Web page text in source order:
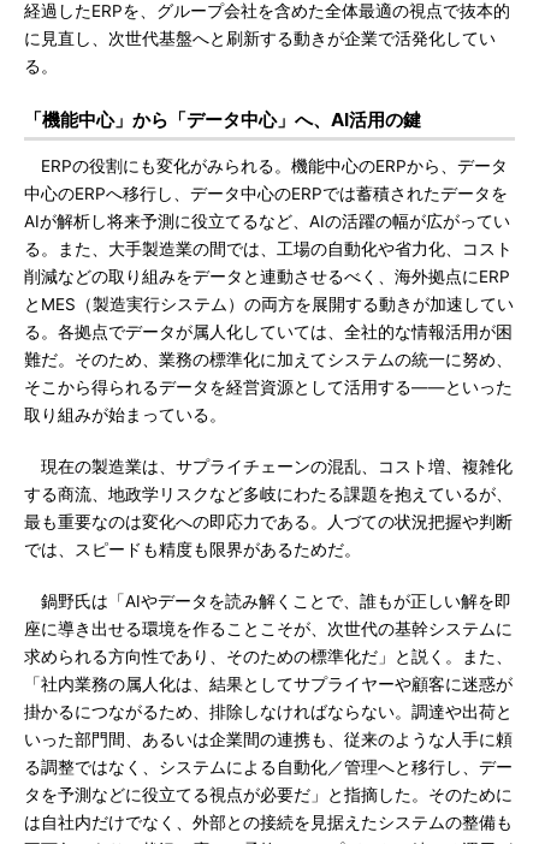
経過したERPを、グループ会社を含めた全体最適の視点で抜本的
に見直し、次世代基盤へと刷新する動きが企業で活発化してい
る。
「機能中心」から「データ中心」へ、AI活用の鍵
ERPの役割にも変化がみられる。機能中心のERPから、データ
中心のERPへ移行し、データ中心のERPでは蓄積されたデータを
AIが解析し将来予測に役立てるなど、AIの活躍の幅が広がってい
る。また、大手製造業の間では、工場の自動化や省力化、コスト
削減などの取り組みをデータと連動させるべく、海外拠点にERP
とMES（製造実行システム）の両方を展開する動きが加速してい
る。各拠点でデータが属人化していては、全社的な情報活用が困
難だ。そのため、業務の標準化に加えてシステムの統一に努め、
そこから得られるデータを経営資源として活用する――といった
取り組みが始まっている。
現在の製造業は、サプライチェーンの混乱、コスト増、複雑化
する商流、地政学リスクなど多岐にわたる課題を抱えているが、
最も重要なのは変化への即応力である。人づての状況把握や判断
では、スピードも精度も限界があるためだ。
鍋野氏は「AIやデータを読み解くことで、誰もが正しい解を即
座に導き出せる環境を作ることこそが、次世代の基幹システムに
求められる方向性であり、そのための標準化だ」と説く。また、
「社内業務の属人化は、結果としてサプライヤーや顧客に迷惑が
掛かるにつながるため、排除しなければならない。調達や出荷と
いった部門間、あるいは企業間の連携も、従来のような人手に頼
る調整ではなく、システムによる自動化／管理へと移行し、デー
タを予測などに役立てる視点が必要だ」と指摘した。そのために
は自社内だけでなく、外部との接続を見据えたシステムの整備も